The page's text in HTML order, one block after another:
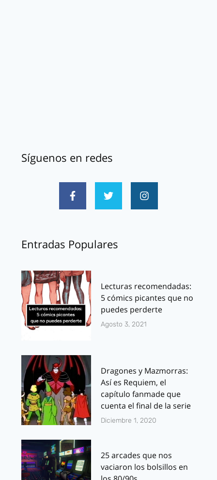
Síguenos en redes
Entradas Populares
Lecturas recomendadas:
5 cómics picantes que no
puedes perderte
Agosto 3, 2021
Dragones y Mazmorras:
Así es Requiem, el
capítulo fanmade que
cuenta el final de la serie
Diciembre 1, 2020
25 arcades que nos
vaciaron los bolsillos en